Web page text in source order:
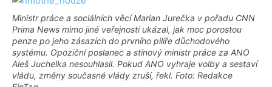
Ministr práce a sociálních věcí Marian Jurečka v pořadu CNN
Prima News mimo jiné veřejnosti ukázal, jak moc porostou
penze po jeho zásazích do prvního pilíře důchodového
systému. Opoziční poslanec a stínový ministr práce za ANO
Aleš Juchelka nesouhlasil. Pokud ANO vyhraje volby a sestaví
vládu, změny současné vlády zruší, řekl. Foto: Redakce